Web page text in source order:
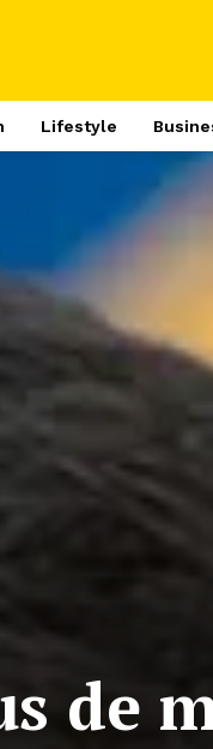
Lifestyle
de